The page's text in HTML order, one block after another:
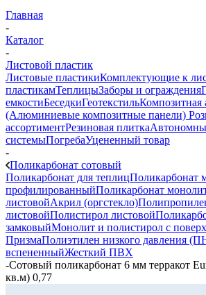
Главная
-
Каталог
-
Листовой пластик
Листовые пластикиКомплектующие к
пластикамТеплицыЗаборы и ограждения
емкостиБеседкиГеотекстильКомпозитная
(Алюминиевые композитные панели)
ассортиментРезиновая плитка
системыПогребаУцененный товар
-
Поликарбонат сотовый
Поликарбонат для теплицПоликарбонат
профилированныйПоликарбонат
листовойАкрил (оргстекло)
листовойПолистирол листовой
замковыйМонолит и полистирол с
ПризмаПолиэтилен низкого давления
вспененныйЖесткий ПВХ
-Сотовый поликарбонат 6 мм терракот
кв.м) 0,77